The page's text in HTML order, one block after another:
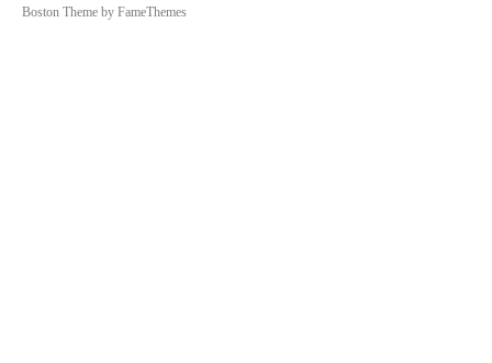
Boston Theme by FameThemes